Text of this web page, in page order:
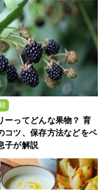
ーってどんな果物？ 育
コツ、保存方法などをベ
子が解説